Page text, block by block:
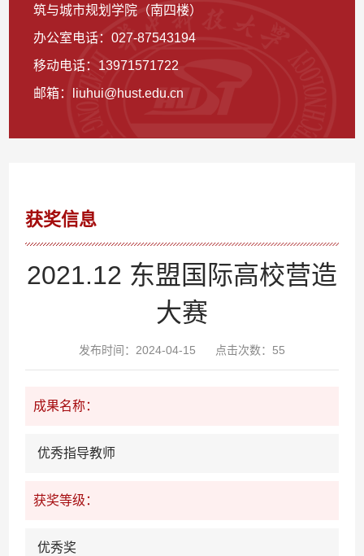
筑与城市规划学院（南四楼）
办公室电话：027-87543194
移动电话： 13971571722
邮箱：
liuhui@hust.edu.cn
获奖信息
2021.12 东盟国际高校营造
大赛
发布时间：2024-04-15 点击次数： 55
成果名称：
优秀指导教师
获奖等级：
优秀奖